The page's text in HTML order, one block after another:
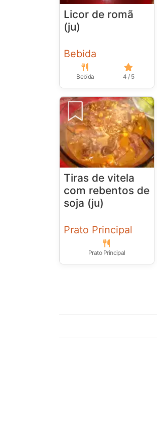
Licor de romã
(ju)
Bebida
Bebida 4 / 5
Tiras de vitela
com rebentos de
soja (ju)
Prato Principal
Prato Principal